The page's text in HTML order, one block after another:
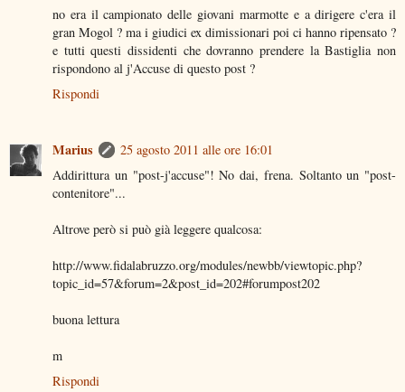
no era il campionato delle giovani marmotte e a dirigere c'era il
gran Mogol ? ma i giudici ex dimissionari poi ci hanno ripensato ?
e tutti questi dissidenti che dovranno prendere la Bastiglia non
rispondono al j'Accuse di questo post ?
Rispondi
Marius
25 agosto 2011 alle ore 16:01
Addirittura un "post-j'accuse"! No dai, frena. Soltanto un "post-
contenitore"...
Altrove però si può già leggere qualcosa:
http://www.fidalabruzzo.org/modules/newbb/viewtopic.php?
topic_id=57&forum=2&post_id=202#forumpost202
buona lettura
m
Rispondi